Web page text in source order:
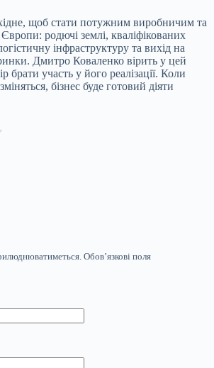
щоб стати потужним виробничим та
родючі землі, кваліфікованих
інфраструктуру та вихід на
Дмитро Коваленко вірить у цей
брати участь у його реалізації. Коли
бізнес буде готовий діяти
Обов’язкові поля